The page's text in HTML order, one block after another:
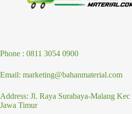
Phone : 0811 3054 0900
Email: marketing@bahanmaterial.com
Address: Jl. Raya Surabaya-Malang
Jawa Timur